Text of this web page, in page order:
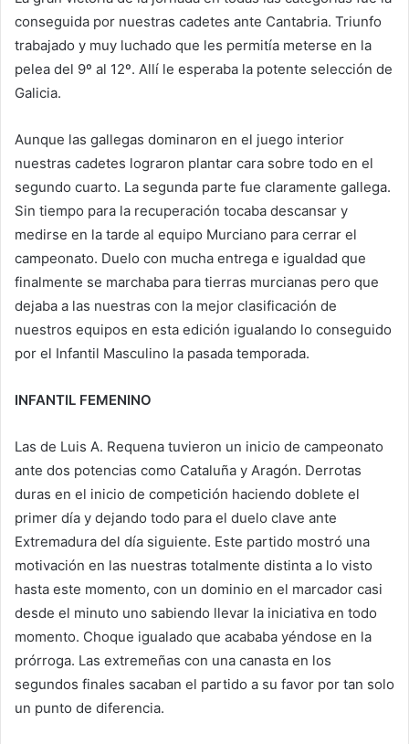
conseguida por nuestras cadetes ante Cantabria. Triunfo
trabajado y muy luchado que les permitía meterse en la
pelea del 9º al 12º. Allí le esperaba la potente selección de
Galicia.
Aunque las gallegas dominaron en el juego interior
nuestras cadetes lograron plantar cara sobre todo en el
segundo cuarto. La segunda parte fue claramente gallega.
Sin tiempo para la recuperación tocaba descansar y
medirse en la tarde al equipo Murciano para cerrar el
campeonato. Duelo con mucha entrega e igualdad que
finalmente se marchaba para tierras murcianas pero que
dejaba a las nuestras con la mejor clasificación de
nuestros equipos en esta edición igualando lo conseguido
por el Infantil Masculino la pasada temporada.
INFANTIL FEMENINO
Las de Luis A. Requena tuvieron un inicio de campeonato
ante dos potencias como Cataluña y Aragón. Derrotas
duras en el inicio de competición haciendo doblete el
primer día y dejando todo para el duelo clave ante
Extremadura del día siguiente. Este partido mostró una
motivación en las nuestras totalmente distinta a lo visto
hasta este momento, con un dominio en el marcador casi
desde el minuto uno sabiendo llevar la iniciativa en todo
momento. Choque igualado que acababa yéndose en la
prórroga. Las extremeñas con una canasta en los
segundos finales sacaban el partido a su favor por tan solo
un punto de diferencia.